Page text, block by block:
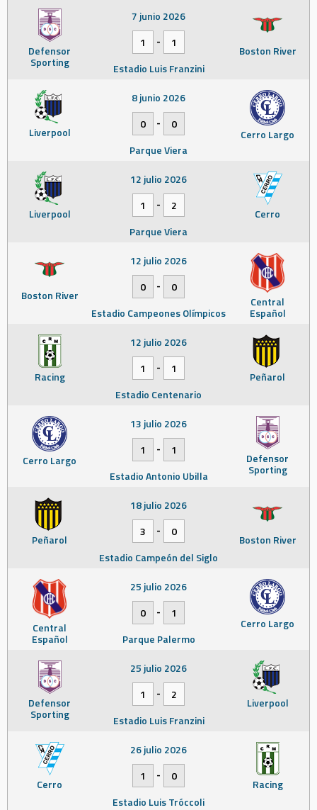
Defensor
Sporting
Boston River
7 junio 2026
1
-
1
Estadio Luis Franzini
Liverpool Cerro Largo
8 junio 2026
0
-
0
Parque Viera
Liverpool Cerro
12 julio 2026
1
-
2
Parque Viera
Boston River Central
Español
12 julio 2026
0
-
0
Estadio Campeones Olímpicos
Racing Peñarol
12 julio 2026
1
-
1
Estadio Centenario
Cerro Largo Defensor
Sporting
13 julio 2026
1
-
1
Estadio Antonio Ubilla
Peñarol Boston River
18 julio 2026
3
-
0
Estadio Campeón del Siglo
Central
Español
Cerro Largo
25 julio 2026
0
-
1
Parque Palermo
Defensor
Sporting
Liverpool
25 julio 2026
1
-
2
Estadio Luis Franzini
Cerro Racing
26 julio 2026
1
-
0
Estadio Luis Tróccoli